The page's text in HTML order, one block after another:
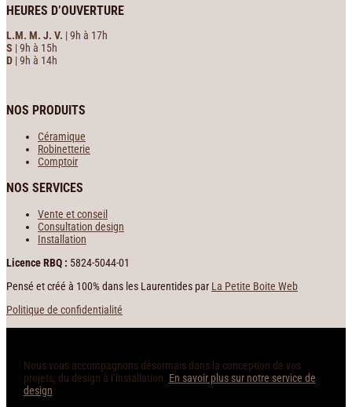
HEURES D’OUVERTURE
L.M. M. J. V. | 9h à 17h
S | 9h à 15h
D | 9h à 14h
NOS PRODUITS
Céramique
Robinetterie
Comptoir
NOS SERVICES
Vente et conseil
Consultation design
Installation
Licence RBQ : 5824-5044-01
Pensé et créé à 100% dans les Laurentides par La Petite Boite Web
Politique de confidentialité
Nous vous accompagnons désormais dans la conception de vos
projets, du design à l’installation. En savoir plus sur notre service de
design